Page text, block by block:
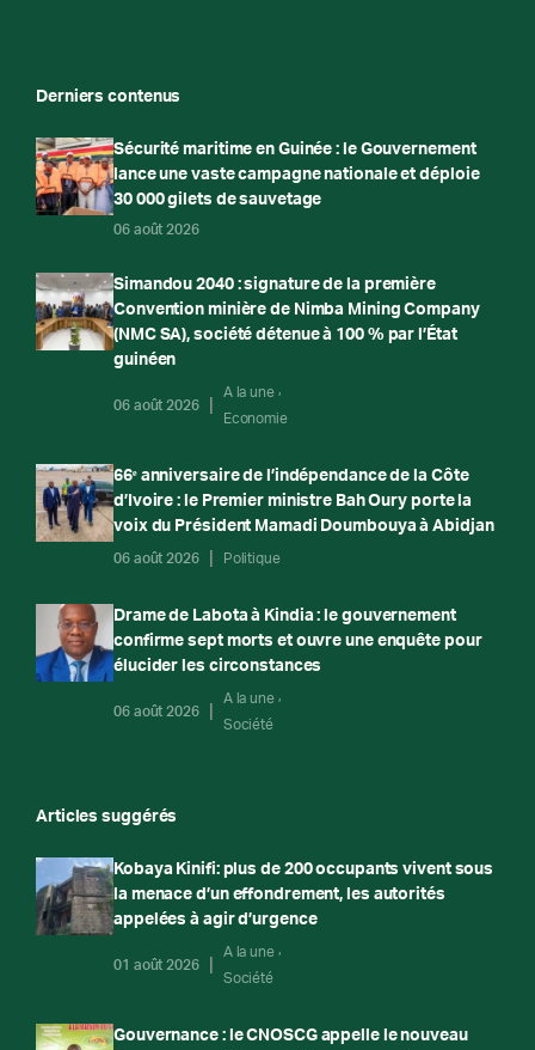
Derniers contenus
Sécurité maritime en Guinée : le Gouvernement
lance une vaste campagne nationale et déploie
30 000 gilets de sauvetage
06 août 2026
Simandou 2040 : signature de la première
Convention minière de Nimba Mining Company
(NMC SA), société détenue à 100 % par l’État
guinéen
06 août 2026
A la une
Economie
66ᵉ anniversaire de l’indépendance de la Côte
d’Ivoire : le Premier ministre Bah Oury porte la
voix du Président Mamadi Doumbouya à Abidjan
06 août 2026 Politique
Drame de Labota à Kindia : le gouvernement
confirme sept morts et ouvre une enquête pour
élucider les circonstances
06 août 2026
A la une
Société
Articles suggérés
Kobaya Kinifi: plus de 200 occupants vivent sous
la menace d’un effondrement, les autorités
appelées à agir d’urgence
01 août 2026
A la une
Société
Gouvernance : le CNOSCG appelle le nouveau